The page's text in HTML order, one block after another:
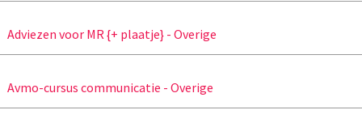
Adviezen voor MR {+ plaatje} - Overige
Avmo-cursus communicatie - Overige